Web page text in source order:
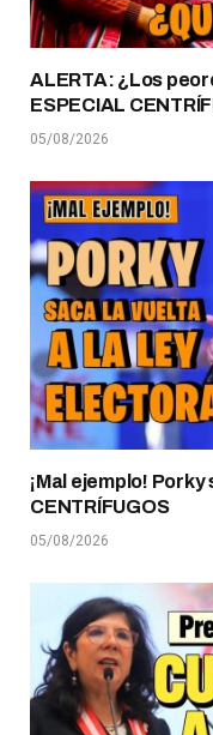
ALERTA: ¿Los
ESPECIAL
05/08/2026
¡Mal ejemplo! Porky
CENTRÍFUGOS
05/08/2026